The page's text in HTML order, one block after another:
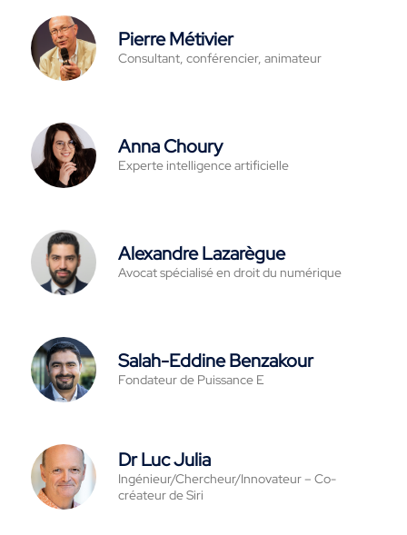
Pierre Métivier
Consultant, conférencier, animateur
Anna Choury
Experte intelligence artificielle
Alexandre Lazarègue
Avocat spécialisé en droit du numérique
Salah-Eddine Benzakour
Fondateur de Puissance E
Dr Luc Julia
Ingénieur/Chercheur/Innovateur – Co-
créateur de Siri